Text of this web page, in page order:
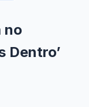
no
Dentro’